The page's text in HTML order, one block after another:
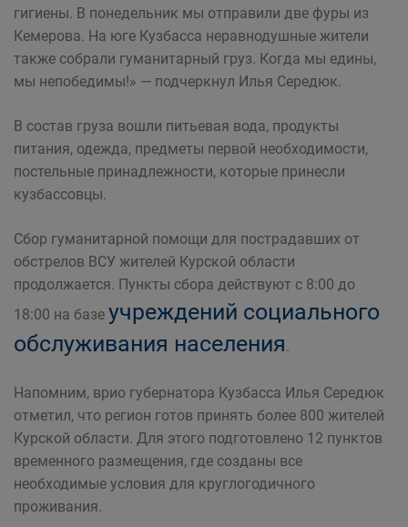
гигиены. В понедельник мы отправили две фуры из
Кемерова. На юге Кузбасса неравнодушные жители
также собрали гуманитарный груз. Когда мы едины,
мы непобедимы!» — подчеркнул Илья Середюк.
В состав груза вошли питьевая вода, продукты
питания, одежда, предметы первой необходимости,
постельные принадлежности, которые принесли
кузбассовцы.
Сбор гуманитарной помощи для пострадавших от
обстрелов ВСУ жителей Курской области
продолжается. Пункты сбора действуют с 8:00 до
18:00 на базе учреждений социального
обслуживания населения.
Напомним, врио губернатора Кузбасса Илья Середюк
отметил, что регион готов принять более 800 жителей
Курской области. Для этого подготовлено 12 пунктов
временного размещения, где созданы все
необходимые условия для круглогодичного
проживания.